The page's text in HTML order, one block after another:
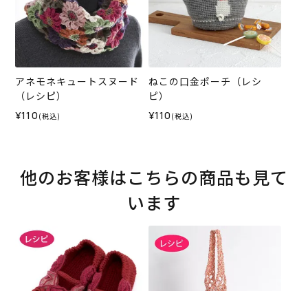
アネモネキュートスヌード
（レシピ）
¥110 (税込)
ねこの口金ポーチ（レシ
ピ）
¥110 (税込)
他のお客様はこちらの商品も見て
います